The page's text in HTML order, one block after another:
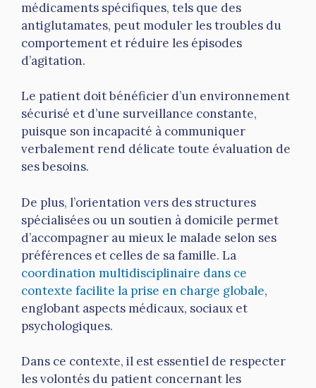
médicaments spécifiques, tels que des
antiglutamates, peut moduler les troubles du
comportement et réduire les épisodes
d’agitation.
Le patient doit bénéficier d’un environnement
sécurisé et d’une surveillance constante,
puisque son incapacité à communiquer
verbalement rend délicate toute évaluation de
ses besoins.
De plus, l’orientation vers des structures
spécialisées ou un soutien à domicile permet
d’accompagner au mieux le malade selon ses
préférences et celles de sa famille. La
coordination multidisciplinaire dans ce
contexte facilite la prise en charge globale,
englobant aspects médicaux, sociaux et
psychologiques.
Dans ce contexte, il est essentiel de respecter
les volontés du patient concernant les